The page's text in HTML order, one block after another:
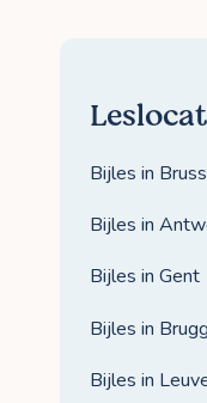
Bijles in
Bijles in
Bijles in Gent
Bijles in
Bijles in